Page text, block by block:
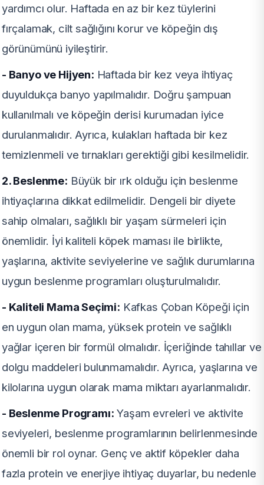
yardımcı olur. Haftada en az bir kez tüylerini
fırçalamak, cilt sağlığını korur ve köpeğin dış
görünümünü iyileştirir.
- Banyo ve Hijyen: Haftada bir kez veya ihtiyaç
duyuldukça banyo yapılmalıdır. Doğru şampuan
kullanılmalı ve köpeğin derisi kurumadan iyice
durulanmalıdır. Ayrıca, kulakları haftada bir kez
temizlenmeli ve tırnakları gerektiği gibi kesilmelidir.
2. Beslenme: Büyük bir ırk olduğu için beslenme
ihtiyaçlarına dikkat edilmelidir. Dengeli bir diyete
sahip olmaları, sağlıklı bir yaşam sürmeleri için
önemlidir. İyi kaliteli köpek maması ile birlikte,
yaşlarına, aktivite seviyelerine ve sağlık durumlarına
uygun beslenme programları oluşturulmalıdır.
- Kaliteli Mama Seçimi: Kafkas Çoban Köpeği için
en uygun olan mama, yüksek protein ve sağlıklı
yağlar içeren bir formül olmalıdır. İçeriğinde tahıllar ve
dolgu maddeleri bulunmamalıdır. Ayrıca, yaşlarına ve
kilolarına uygun olarak mama miktarı ayarlanmalıdır.
- Beslenme Programı: Yaşam evreleri ve aktivite
seviyeleri, beslenme programlarının belirlenmesinde
önemli bir rol oynar. Genç ve aktif köpekler daha
fazla protein ve enerjiye ihtiyaç duyarlar, bu nedenle